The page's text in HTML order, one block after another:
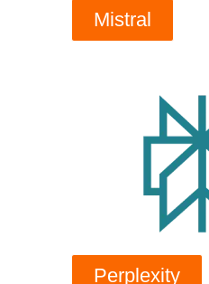
Mistral
Perplexity